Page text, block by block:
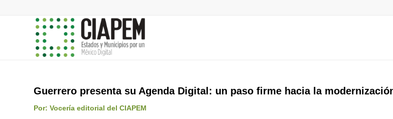
Guerrero presenta su Agenda Digital: un paso firme hacia la
Por: Vocería editorial del CIAPEM